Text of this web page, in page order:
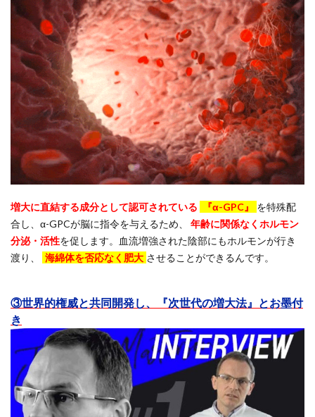
増大に直結する成分として認可されている 『α-GPC』
を特殊配
合し、α-GPCが脳に指令を与えるため、 年齢に関係なくホルモン
分泌・活性を促します。血流増強された陰部にもホルモンが行き
渡り、
海綿体を否応なく肥大 させることができるんです。
③世界的権威と共同開発し、『次世代の増大法』とお墨付
き